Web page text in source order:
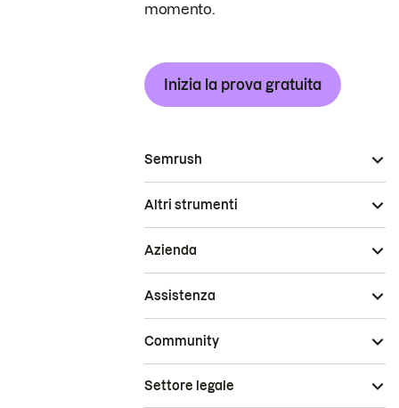
momento.
Inizia la prova gratuita
Semrush
Altri strumenti
Azienda
Assistenza
Community
Settore legale